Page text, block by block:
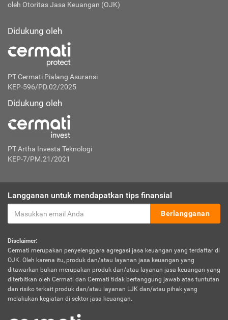
oleh Otoritas Jasa Keuangan (OJK)
Didukung oleh
PT Cermati Pialang Asuransi
KEP-596/PD.02/2025
Didukung oleh
PT Artha Investa Teknologi
KEP-7/PM.21/2021
Langganan untuk mendapatkan tips finansial
Berlangganan
Disclaimer:
Cermati merupakan penyelenggara agregasi jasa keuangan yang terdaftar di
OJK. Oleh karena itu, produk dan/atau layanan jasa keuangan yang
ditawarkan bukan merupakan produk dan/atau layanan jasa keuangan yang
diterbitkan oleh Cermati dan Cermati tidak bertanggung jawab atas tuntutan
dan risiko terkait produk dan/atau layanan LJK dan/atau pihak yang
melakukan kegiatan di sektor jasa keuangan.